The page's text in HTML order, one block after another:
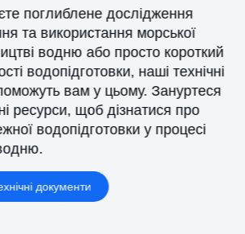
поглиблене дослідження
та використання морської
водню або просто короткий
водопідготовки, наші технічні
вам у цьому. Зануртеся
ресурси, щоб дізнатися про
водопідготовки у процесі
документи